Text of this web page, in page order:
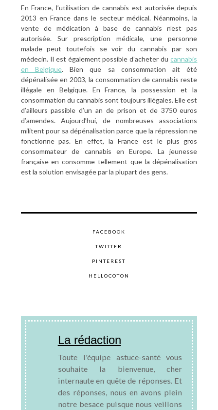
En France, l’utilisation de cannabis est autorisée depuis
2013 en France dans le secteur médical. Néanmoins, la
vente de médication à base de cannabis n’est pas
autorisée. Sur prescription médicale, une personne
malade peut toutefois se voir du cannabis par son
médecin. Il est également possible d’acheter ducannabis
en Belgique. Bien que sa consommation ait été
dépénalisée en 2003, la consommation de cannabis reste
illégale en Belgique. En France, la possession et la
consommation du cannabis sont toujours illégales. Elle est
d’ailleurs passible d’un an de prison et de 3750 euros
d’amendes. Aujourd’hui, de nombreuses associations
militent pour sa dépénalisation parce que la répression ne
fonctionne pas. En effet, la France est le plus gros
consommateur de cannabis en Europe. La jeunesse
française en consomme tellement que la dépénalisation
est la solution envisagée par la plupart des gens.
FACEBOOK
TWITTER
PINTEREST
HELLOCOTON
La rédaction
Toute l'équipe astuce-santé vous
souhaite la bienvenue, cher
internaute en quête de réponses. Et
des réponses, nous en avons plein
notre besace puisque nous veillons